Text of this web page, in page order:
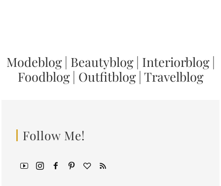
Modeblog| Beautyblog| Interiorblog|
Foodblog| Outfitblog| Travelblog
Follow Me!